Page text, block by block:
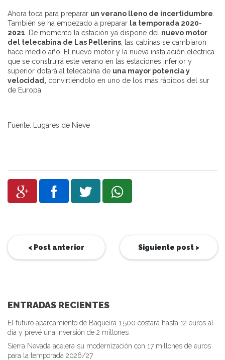
Ahora toca para preparar un verano lleno de incertidumbre
También se ha empezado a preparar la temporada 2020-
2021 . De momento la estación ya dispone del nuevo motor
del telecabina de Las Pellerins , las cabinas se cambiaron
hace medio año. El nuevo motor y la nueva instalación eléctrica
que se construirá este verano en las estaciones inferior y
superior dotará al telecabina de una mayor potencia y
velocidad, convirtiéndolo en uno de los más rápidos del sur
de Europa.
Fuente: Lugares de Nieve
< Post anterior Siguiente post >
ENTRADAS RECIENTES
El futuro aparcamiento de Baqueira 1.500 costará hasta 12 euros al
día y prevé una inversión de 2 millones
Sierra Nevada acelera su modernización con 17 millones de euros
para la temporada 2026/27